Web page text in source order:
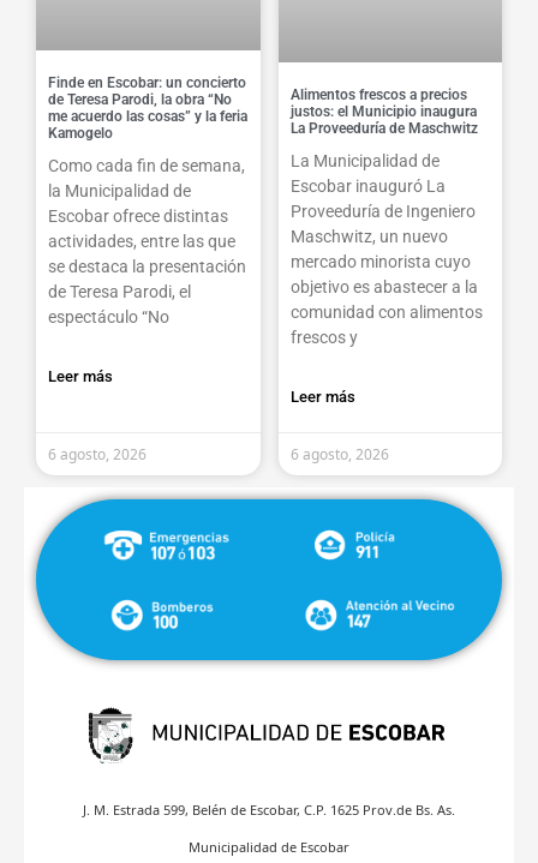
Finde en Escobar: un concierto
de Teresa Parodi, la obra “No
me acuerdo las cosas” y la feria
Kamogelo
Como cada fin de semana,
la Municipalidad de
Escobar ofrece distintas
actividades, entre las que
se destaca la presentación
de Teresa Parodi, el
espectáculo “No
Leer más
6 agosto, 2026
Alimentos frescos a precios
justos: el Municipio inaugura
La Proveeduría de Maschwitz
La Municipalidad de
Escobar inauguró La
Proveeduría de Ingeniero
Maschwitz, un nuevo
mercado minorista cuyo
objetivo es abastecer a la
comunidad con alimentos
frescos y
Leer más
6 agosto, 2026
J. M. Estrada 599, Belén de Escobar, C.P. 1625 Prov.de Bs. As.
Municipalidad de Escobar